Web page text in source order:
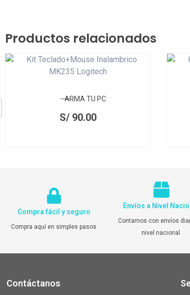
Productos relacionados
ARMA TU PC
S/90.00
Compra fácil y seguro
Compra aquí en simples pasos
Envíos a Nivel
Contamos con envíos
nivel nacional.
Contáctanos